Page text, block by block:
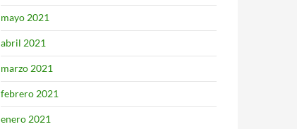
mayo 2021
abril 2021
marzo 2021
febrero 2021
enero 2021